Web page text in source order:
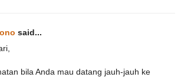
said...
bila Anda mau datang jauh-jauh ke